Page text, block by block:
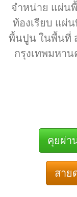
จำหน่าย แผ่น
ท้องเรียบ แผ่
พื้นปูน ในพื้นที่
กรุงเทพมหา
คุยผ่า
สาย